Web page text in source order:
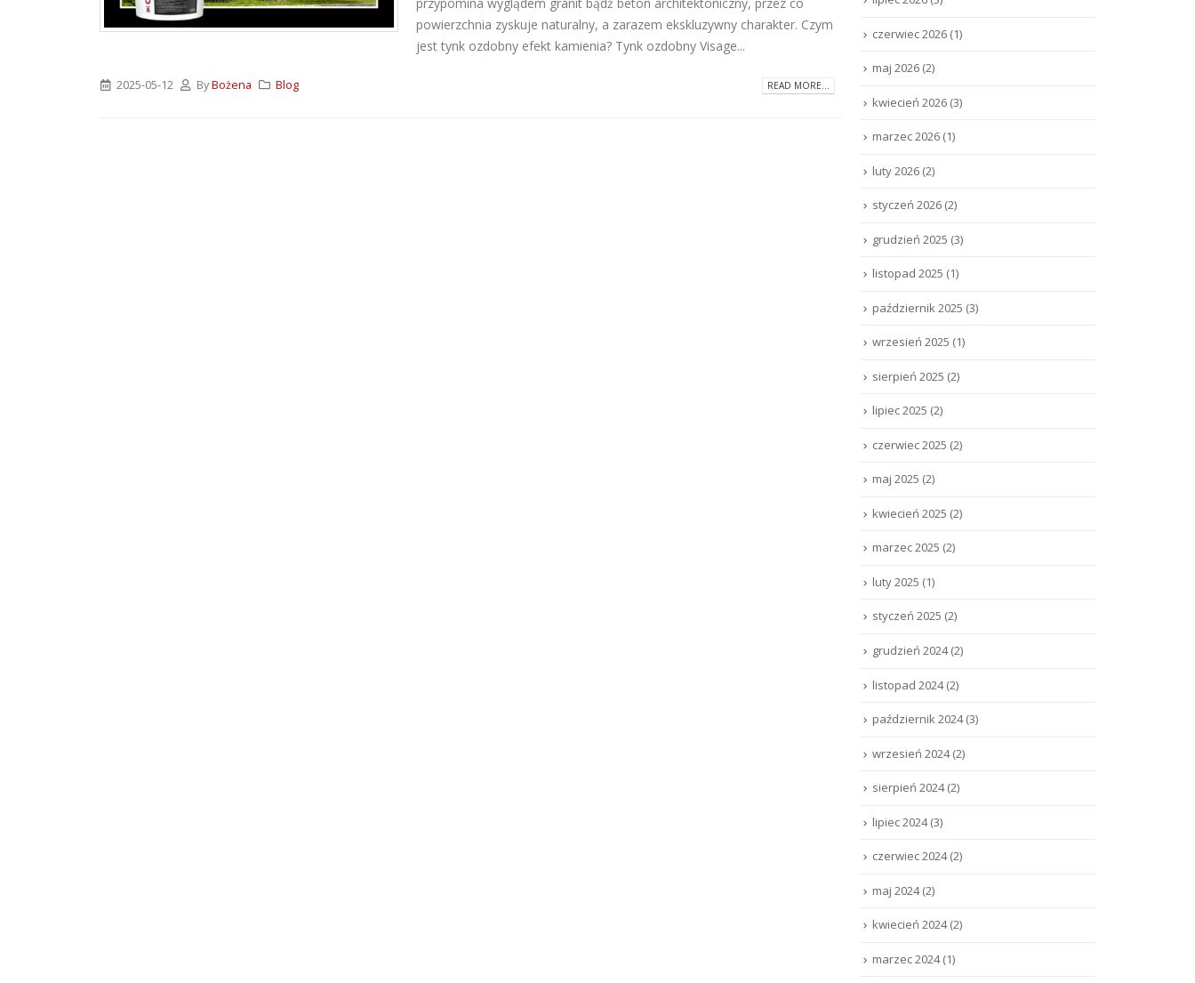
powierzchnia zyskuje naturalny, a zarazem ekskluzywny charakter. Czym
jest tynk ozdobny efekt kamienia? Tynk ozdobny Visage...
2025-05-12 ByBożena Blog READ MORE...
czerwiec 2026 (1)
maj 2026 (2)
kwiecień 2026 (3)
marzec 2026 (1)
luty 2026 (2)
styczeń 2026 (2)
grudzień 2025 (3)
listopad 2025 (1)
październik 2025 (3)
wrzesień 2025 (1)
sierpień 2025 (2)
lipiec 2025 (2)
czerwiec 2025 (2)
maj 2025 (2)
kwiecień 2025 (2)
marzec 2025 (2)
luty 2025 (1)
styczeń 2025 (2)
grudzień 2024(2)
listopad 2024(2)
październik 2024(3)
wrzesień 2024(2)
sierpień 2024(2)
lipiec 2024(3)
czerwiec 2024(2)
maj 2024(2)
kwiecień 2024(2)
marzec 2024(1)